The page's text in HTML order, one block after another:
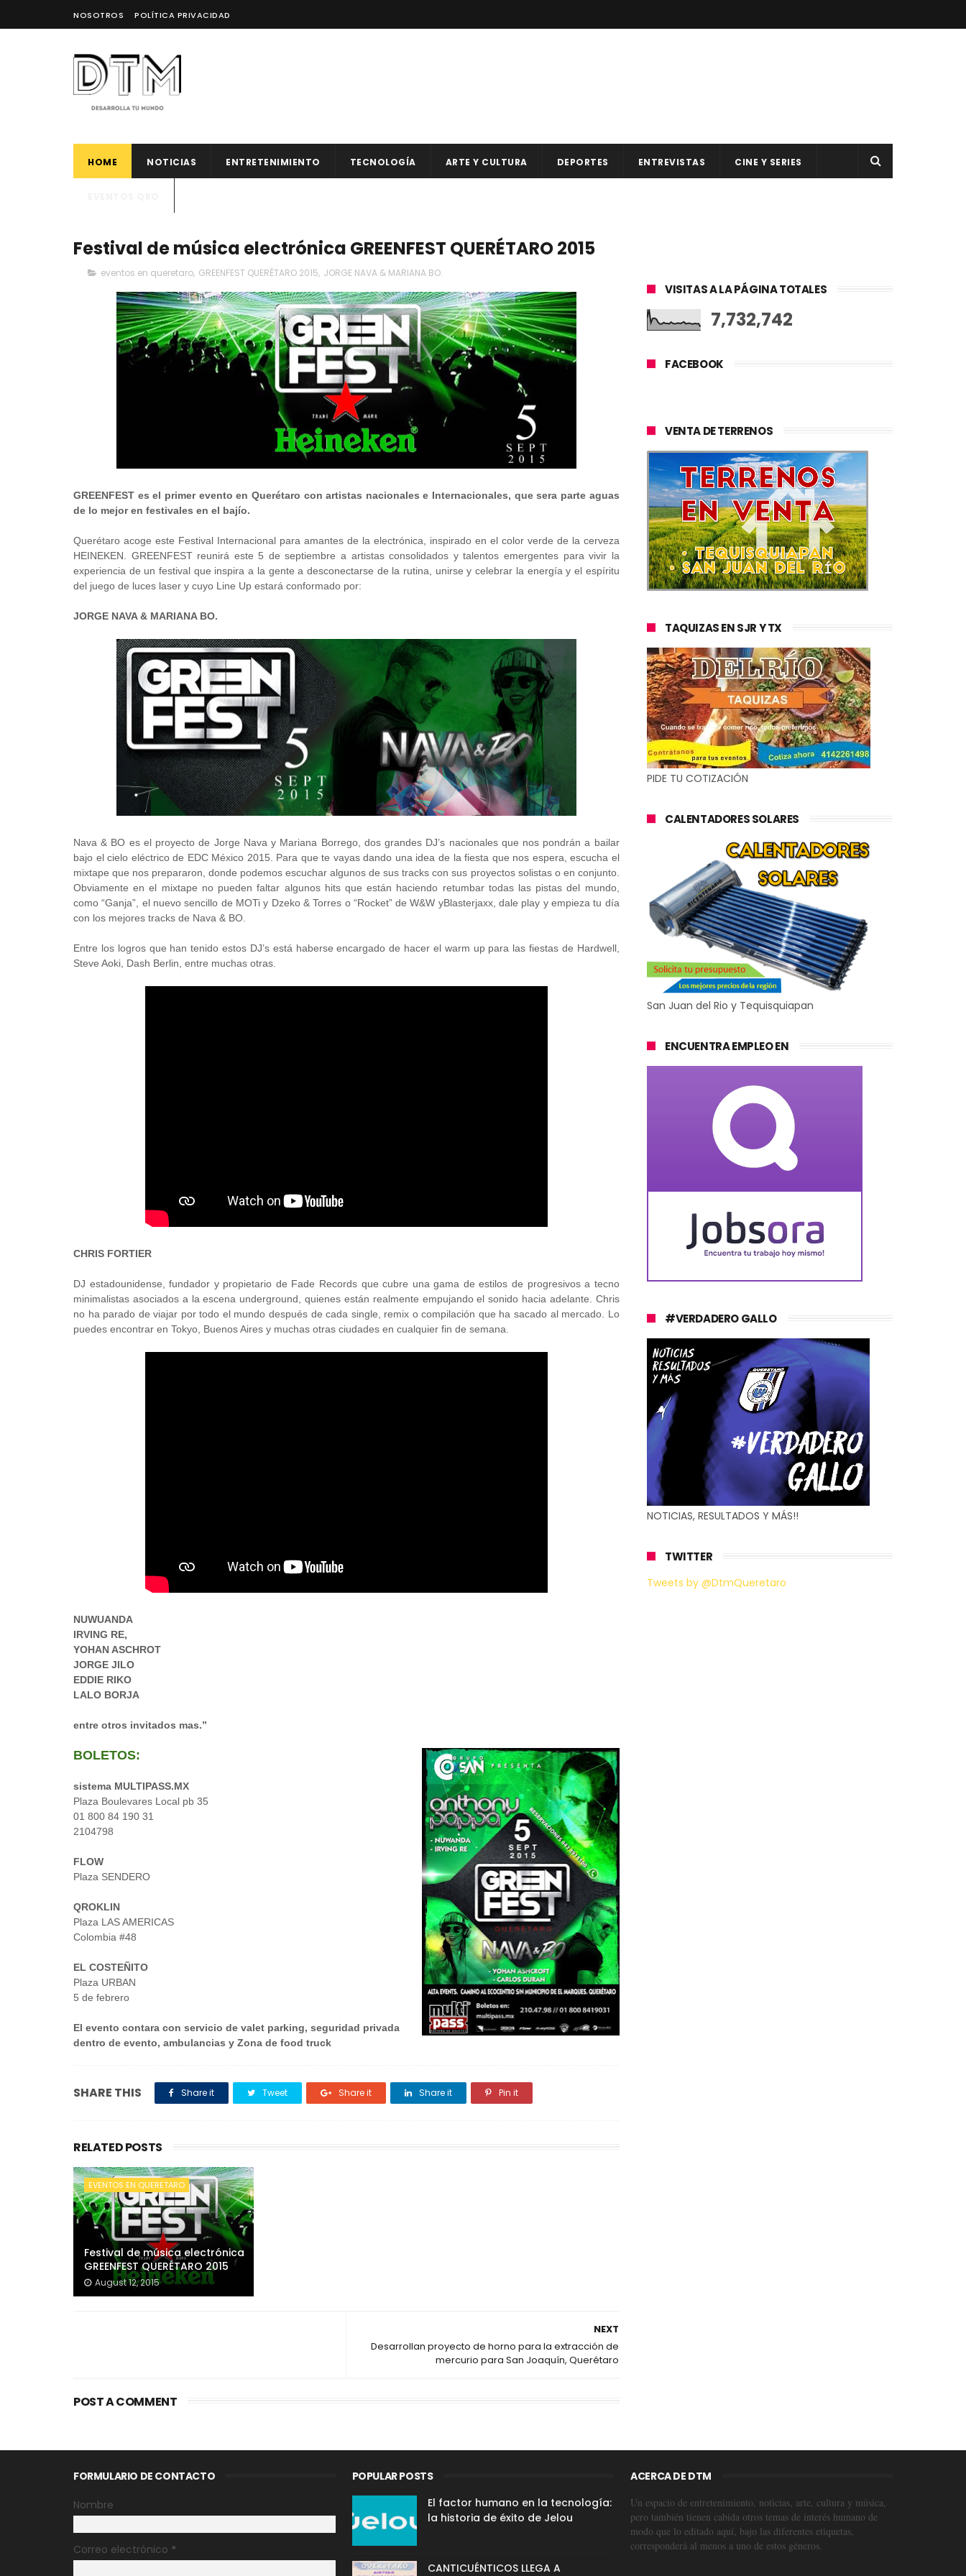
NOSOTROS POLÍTICA PRIVACIDAD
HOME NOTICIAS ENTRETENIMIENTO TECNOLOGÍA ARTE Y CULTURA DEPORTES ENTREVISTAS CINE Y SERIES
Festival de música electrónica GREENFEST QUERÉTARO 2015
eventos en queretaro, GREENFEST QUERÉTARO 2015, JORGE NAVA & MARIANA BO.
GREENFEST es el primer evento en Querétaro con artistas nacionales e Internacionales, que sera parte aguas
de lo mejor en festivales en el bajío.
Querétaro acoge este Festival Internacional para amantes de la electrónica, inspirado en el color verde de la cerveza
HEINEKEN. GREENFEST reunirá este 5 de septiembre a artistas consolidados y talentos emergentes para vivir la
experiencia de un festival que inspira a la gente a desconectarse de la rutina, unirse y celebrar la energía y el espíritu
del juego de luces laser y cuyo Line Up estará conformado por:
JORGE NAVA & MARIANA BO.
Nava & BO es el proyecto de Jorge Nava y Mariana Borrego, dos grandes DJ’s nacionales que nos pondrán a bailar
bajo el cielo eléctrico de EDC México 2015. Para que te vayas dando una idea de la fiesta que nos espera, escucha el
mixtape que nos prepararon, donde podemos escuchar algunos de sus tracks con sus proyectos solistas o en conjunto.
Obviamente en el mixtape no pueden faltar algunos hits que están haciendo retumbar todas las pistas del mundo,
como “Ganja”, el nuevo sencillo de MOTi y Dzeko & Torres o “Rocket” de W&W yBlasterjaxx, dale play y empieza tu día
con los mejores tracks de Nava & BO.
Entre los logros que han tenido estos DJ’s está haberse encargado de hacer el warm up para las fiestas de Hardwell,
Steve Aoki, Dash Berlin, entre muchas otras.
CHRIS FORTIER
DJ estadounidense, fundador y propietario de Fade Records que cubre una gama de estilos de progresivos a tecno
minimalistas asociados a la escena underground, quienes están realmente empujando el sonido hacia adelante. Chris
no ha parado de viajar por todo el mundo después de cada single, remix o compilación que ha sacado al mercado. Lo
puedes encontrar en Tokyo, Buenos Aires y muchas otras ciudades en cualquier fin de semana.
NUWUANDA
IRVING RE,
YOHAN ASCHROT
JORGE JILO
EDDIE RIKO
LALO BORJA
entre otros invitados mas.”
BOLETOS:
sistema MULTIPASS.MX
Plaza Boulevares Local pb 35
01 800 84 190 31
2104798
FLOW
Plaza SENDERO
QROKLIN
Plaza LAS AMERICAS
Colombia #48
EL COSTEÑITO
Plaza URBAN
5 de febrero
El evento contara con servicio de valet parking, seguridad privada
dentro de evento, ambulancias y Zona de food truck
SHARE THIS Share it Tweet Share it Share it Pin it
RELATED POSTS
EVENTOS EN QUERETARO
Festival de música electrónica
GREENFEST QUERÉTARO 2015
August 12, 2015
NEXT
Desarrollan proyecto de horno para la extracción de
mercurio para San Joaquín, Querétaro
POST A COMMENT
VISITAS A LA PÁGINA TOTALES
7,732,742
FACEBOOK
VENTA DE TERRENOS
TAQUIZAS EN SJR Y TX
PIDE TU COTIZACIÓN
CALENTADORES SOLARES
San Juan del Rio y Tequisquiapan
ENCUENTRA EMPLEO EN
#VERDADERO GALLO
NOTICIAS, RESULTADOS Y MÁS!!
TWITTER
Tweets by @DtmQueretaro
FORMULARIO DE CONTACTO
Nombre
Correo electrónico *
POPULAR POSTS
El factor humano en la tecnología:
la historia de éxito de Jelou
CANTICUÉNTICOS LLEGA A
ACERCA DE DTM
Un espacio de entretenimiento, noticias, arte, cultura y música,
pero también tienen cabida otros temas de interés humano de
modo que lo editado aquí, bajo las diferentes etiquetas,
corresponderá al menos a uno de estos géneros.